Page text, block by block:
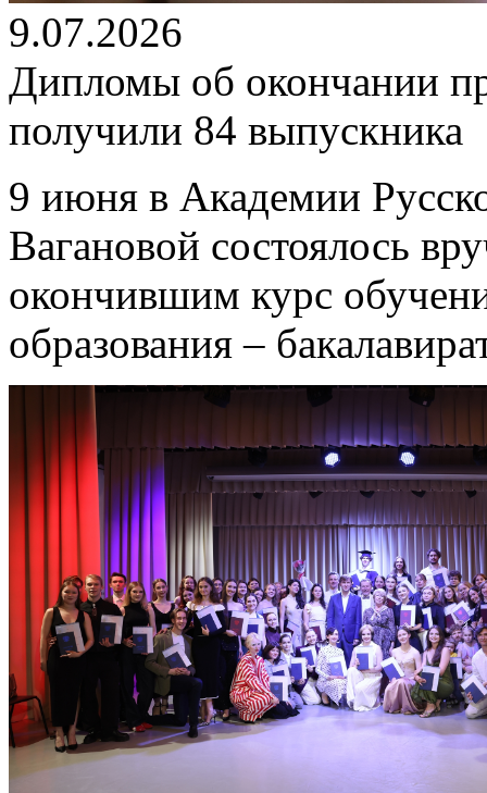
9.07.2026
Дипломы об окончании
получили 84 выпускника
9 июня в Академии
Вагановой состоялось
окончившим курс
образования –